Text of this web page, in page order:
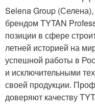
Selena Group
брендом TYTAN
позиции в сфере
летней историей на
успешной работы в
и исключительными
своей продукции.
доверяют качеству